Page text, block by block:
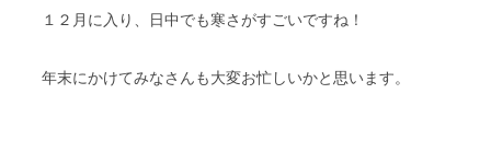
１２月に入り、日中でも寒さがすごいですね！
年末にかけてみなさんも大変お忙しいかと思います。